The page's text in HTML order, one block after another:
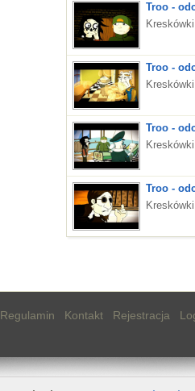
Troo -
Kreskówki
Troo -
Kreskówki
Troo -
Kreskówki
Troo -
Kreskówki
Regulamin Kontakt Rejestracja